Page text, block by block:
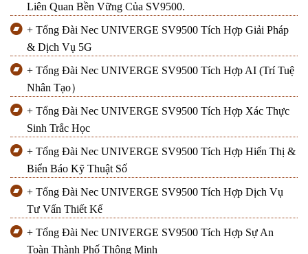
Liên Quan Bền Vững Của SV9500.
+ Tổng Đài Nec UNIVERGE SV9500 Tích Hợp Giải Pháp
& Dịch Vụ 5G
+ Tổng Đài Nec UNIVERGE SV9500 Tích Hợp AI (Trí Tuệ
Nhân Tạo）
+ Tổng Đài Nec UNIVERGE SV9500 Tích Hợp Xác Thực
Sinh Trắc Học
+ Tổng Đài Nec UNIVERGE SV9500 Tích Hợp Hiển Thị &
Biển Báo Kỹ Thuật Số
+ Tổng Đài Nec UNIVERGE SV9500 Tích Hợp Dịch Vụ
Tư Vấn Thiết Kế
+ Tổng Đài Nec UNIVERGE SV9500 Tích Hợp Sự An
Toàn Thành Phố Thông Minh